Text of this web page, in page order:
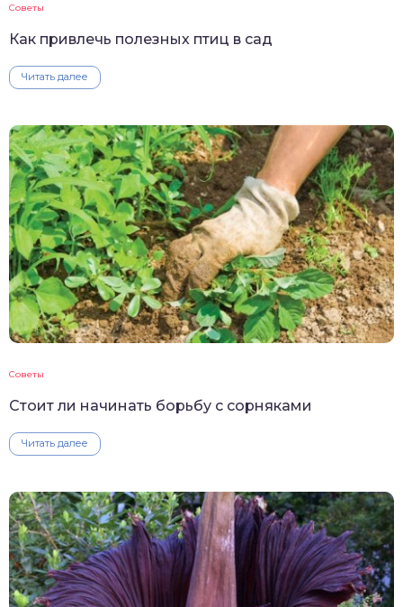
Советы
Как привлечь полезных птиц в сад
Читать далее
Советы
Стоит ли начинать борьбу с сорняками
Читать далее